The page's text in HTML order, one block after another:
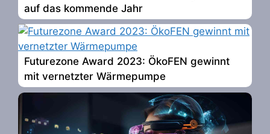
auf das kommende Jahr
Futurezone Award 2023: ÖkoFEN gewinnt
mit vernetzter Wärmepumpe